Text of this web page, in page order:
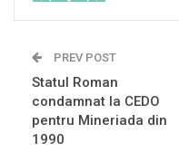
PREV POST
Statul Roman
condamnat la CEDO
pentru Mineriada din
1990